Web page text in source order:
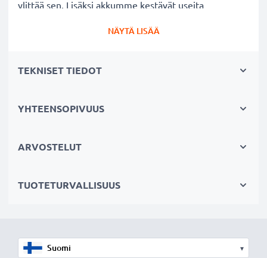
ylittää sen. Lisäksi akkumme kestävät useita
Kaikki akkumme testataan tarkasti, jotta ne täyttävät
siksi akuillamme on 3 vuoden takuu.
ympäristöjalanjälkeäsi. Akkumme sopii erinomaisesti
Valitse CELLONIC, etkä tingi laadusta. Tilaa nyt!
NÄYTÄ LISÄÄ
TEKNISET TIEDOT
YHTEENSOPIVUUS
ARVOSTELUT
TUOTETURVALLISUUS
▾